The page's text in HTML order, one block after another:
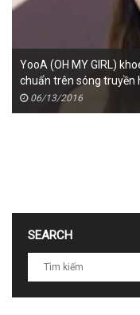
YooA (OH MY GIRL)
chuẩn trên sóng truyền
06/13/2016
SEARCH